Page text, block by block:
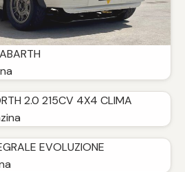
2.0 215CV 4X4 CLIMA
EVOLUZIONE